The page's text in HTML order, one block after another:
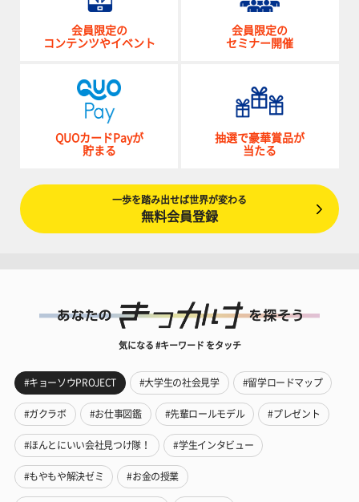
会員限定の
コンテンツやイベント
会員限定の
セミナー開催
QUOカードPayが
貯まる
抽選で豪華賞品が
当たる
一歩を踏み出せば世界が変わる
無料会員登録
気になる #キーワード をタッチ
#キョーソウPROJECT #大学生の社会見学 #留学ロードマップ
#ガクラボ #お仕事図鑑 #先輩ロールモデル #プレゼント
#ほんとにいい会社見つけ隊！ #学生インタビュー
#もやもや解決ゼミ #お金の授業